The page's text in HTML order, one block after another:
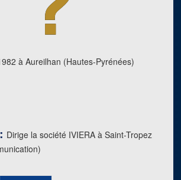
à Aureilhan (Hautes-Pyrénées)
Dirige la société IVIERA à Saint-Tropez